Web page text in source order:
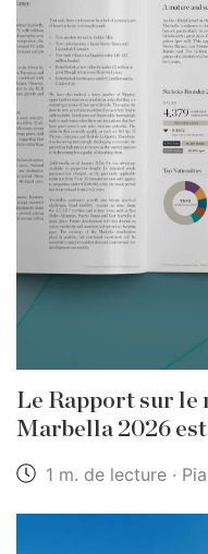
Le Rapport sur
Marbella 2026
1 m. de lecture ·